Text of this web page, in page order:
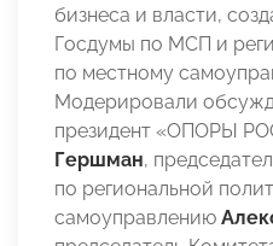
бизнеса и власти,
Госдумы по МСП и
по местному
Модерировали
президент «ОПОРЫ
Гершман,
по региональной
самоуправлению